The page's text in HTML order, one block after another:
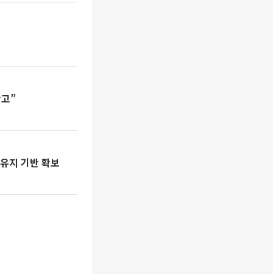
”
지 기반 확보